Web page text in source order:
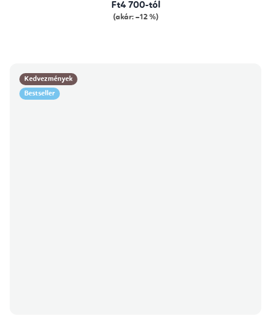
Ft4 700-tól
(akár: –12 %)
Kedvezmények
Bestseller